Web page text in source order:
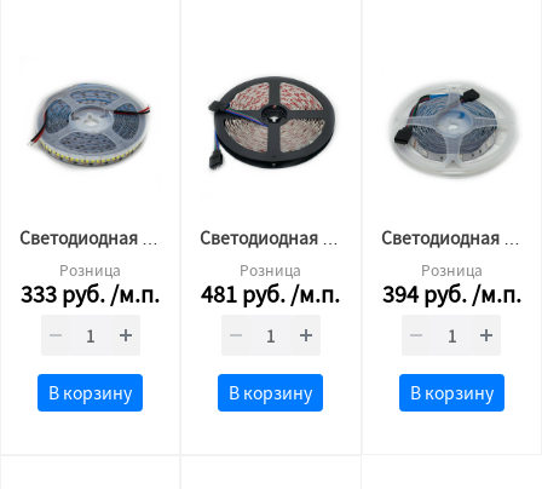
Cветодиодная лента 2835 240 LED 12v 19.2w 6000K бел.холод СФЕРА LED
Розница
333руб./м.п.
В корзину
Светодиодная лента 5050 60 LED 12v 14,4 w RGB СФЕРА LED
Розница
481руб./м.п.
В корзину
Светодиодная лента 5050 30 LED 12v 7.2 w RGB СФЕРА LUX
Розница
394руб./м.п.
В корзину